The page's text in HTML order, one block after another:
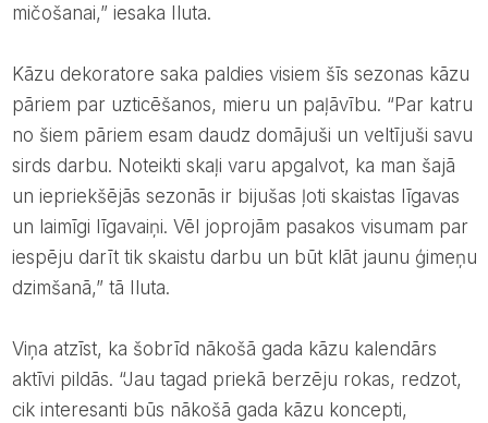
mičošanai,” iesaka Iluta.
Kāzu dekoratore saka paldies visiem šīs sezonas kāzu
pāriem par uzticēšanos, mieru un paļāvību. “Par katru
no šiem pāriem esam daudz domājuši un veltījuši savu
sirds darbu. Noteikti skaļi varu apgalvot, ka man šajā
un iepriekšējās sezonās ir bijušas ļoti skaistas līgavas
un laimīgi līgavaiņi. Vēl joprojām pasakos visumam par
iespēju darīt tik skaistu darbu un būt klāt jaunu ģimeņu
dzimšanā,” tā Iluta.
Viņa atzīst, ka šobrīd nākošā gada kāzu kalendārs
aktīvi pildās. “Jau tagad priekā berzēju rokas, redzot,
cik interesanti būs nākošā gada kāzu koncepti,